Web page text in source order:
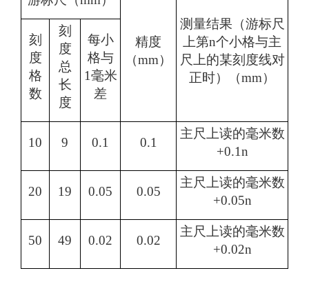
精度
（mm）
测量结果（游标尺
上第n个小格与主
尺上的某刻度线对
正时）（mm）
刻
度
格
数
刻
度
总
长
度
每小
格与
1毫米
差
10 9 0.1 0.1
主尺上读的毫米数
+0.1n
20 19 0.05 0.05
主尺上读的毫米数
+0.05n
50 49 0.02 0.02
主尺上读的毫米数
+0.02n